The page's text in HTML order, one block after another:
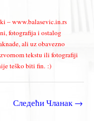
– www.balasevic.in.rs
fotografija i ostalog
ali uz obavezno
tekstu ili fotografiji
teško biti fin. :)
Следећи Чланак →